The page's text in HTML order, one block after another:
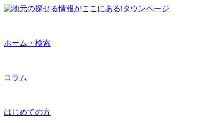
ホーム・検索
コラム
はじめての方